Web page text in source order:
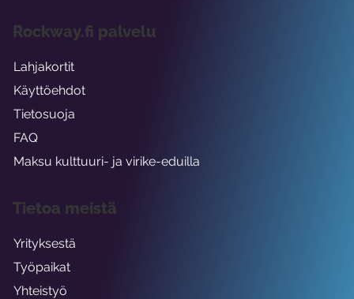
Rockway.fi palvelu
Lahjakortit
Käyttöehdot
Tietosuoja
FAQ
Maksu kulttuuri- ja virike-eduilla
Tietoa meistä
Yrityksestä
Työpaikat
Yhteistyö